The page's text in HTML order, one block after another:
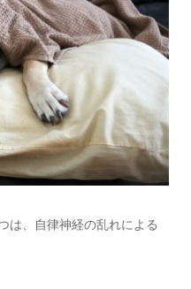
は、自律神経の乱れによる